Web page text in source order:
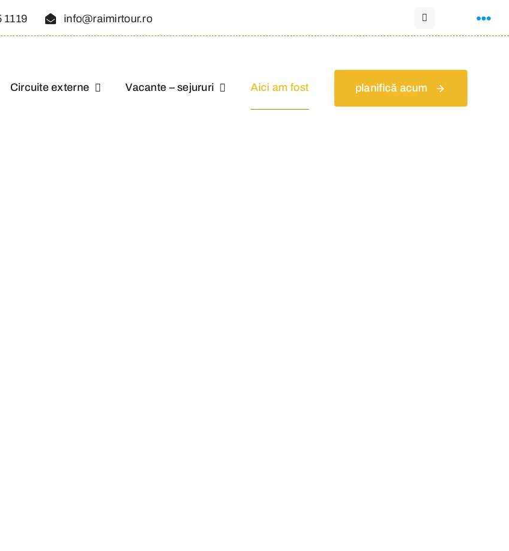
1119 info@raimirtour.ro
Circuite externe Vacante – sejururi Aici am fost planifică acum